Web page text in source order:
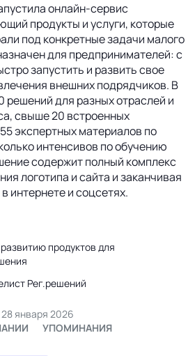
онлайн-сервис
продукты и услуги, которые
под конкретные задачи малого
для предпринимателей: с
запустить и развить свое
внешних подрядчиков. В
решений для разных отраслей и
свыше 20 встроенных
экспертных материалов по
интенсивов по обучению
содержит полный комплекс
логотипа и сайта и заканчивая
интернете и соцсетях.
продуктов для
Рег.решений
января 2026
УПОМИНАНИЯ